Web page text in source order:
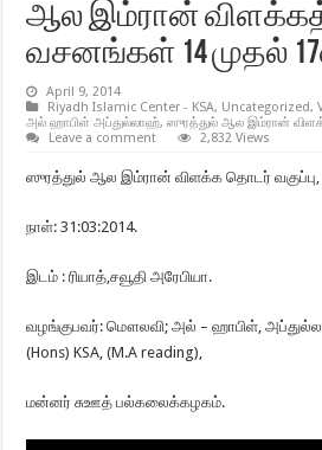
ஆல இம்ரான்
வசனங்கள் 14 முதல்
April 9, 2014
Riyadh Islamic Center - KSA, Uncategorized,
அல் ஹாபிள் அப்துல்லாஹ்,ஸுரத்துல் ஆல இம்ரான்
Leave a comment
2,832 Views
ஸுரத்துல் ஆல இம்ரான் விளக்க தொடர் வகுப்பு,
நாள்: 31:03:2014.
இடம் : ரியாத்,சவூதி அரேபியா.
வழங்குபவர்: மௌலவி; அல் – ஹாபிள்,
(Hons) KSA, (M.A reading),
மன்னர் சுஊத் பல்கலைக்கழகம்.